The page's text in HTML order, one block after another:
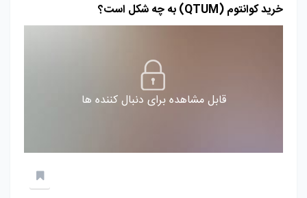
خرید کوانتوم (QTUM) به چه شکل است؟
قابل مشاهده برای دنبال کننده ها